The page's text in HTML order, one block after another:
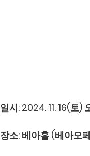
일시: 2024. 11. 16(토)
장소: 베아홀 (베아오